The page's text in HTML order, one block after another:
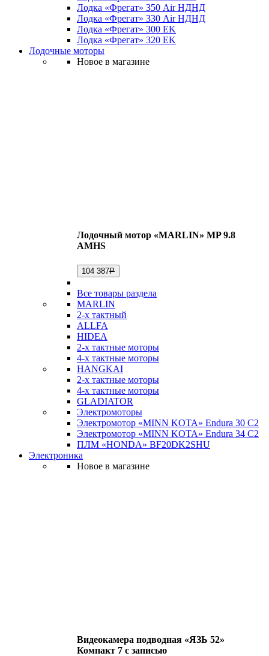
Лодка «Фрегат» 350 Air НДНД
Лодка «Фрегат» 330 Air НДНД
Лодка «Фрегат» 300 ЕK
Лодка «Фрегат» 320 ЕK
Лодочные моторы
Новое в магазине
Лодочный мотор «MARLIN» MP 9.8
AMHS
104 387Р
Все товары раздела
MARLIN
2-х тактный
ALLFA
HIDEA
2-х тактные моторы
4-х тактные моторы
HANGKAI
2-х тактные моторы
4-х тактные моторы
GLADIATOR
Электромоторы
Электромотор «MINN KOTA» Endura 30 C2
Электромотор «MINN KOTA» Endura 34 C2
ПЛМ «HONDA» BF20DK2SHU
Электроника
Новое в магазине
Видеокамера подводная «ЯЗЬ 52»
Компакт 7 с записью